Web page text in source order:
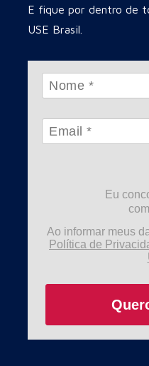
E fique por dentro de
USE Brasil.
Eu
Ao informar meus
Política de